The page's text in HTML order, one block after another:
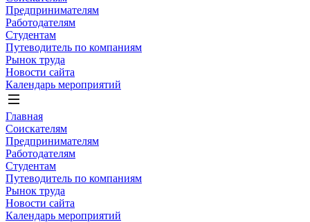
Предпринимателям
Работодателям
Студентам
Путеводитель по компаниям
Рынок труда
Новости сайта
Календарь мероприятий
Главная
Соискателям
Предпринимателям
Работодателям
Студентам
Путеводитель по компаниям
Рынок труда
Новости сайта
Календарь мероприятий